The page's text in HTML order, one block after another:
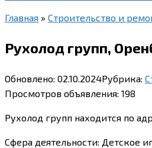
Главная » Строительство и
Рухолод групп,
Обновлено: 02.10.2024Рубрика:
Просмотров объявления: 198
Рухолод групп находится по
Сфера деятельности: Детское